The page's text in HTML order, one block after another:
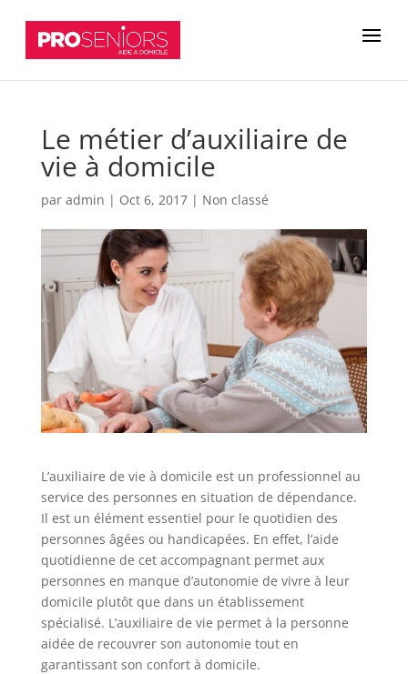
Le métier d’auxiliaire de
vie à domicile
par admin | Oct 6, 2017| Non classé
L’auxiliaire de vie à domicile est un professionnel au
service des personnes en situation de dépendance.
Il est un élément essentiel pour le quotidien des
personnes âgées ou handicapées. En effet, l’aide
quotidienne de cet accompagnant permet aux
personnes en manque d’autonomie de vivre à leur
domicile plutôt que dans un établissement
spécialisé. L’auxiliaire de vie permet à la personne
aidée de recouvrer son autonomie tout en
garantissant son confort à domicile.